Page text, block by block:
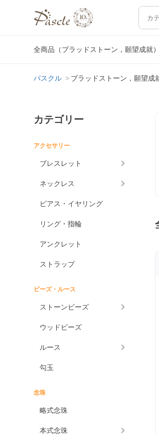
全商品（ブラッドストーン，願望成就
パスクル ブラッドストーン，願望成
カテゴリー
アクセサリー
ブレスレット
ネックレス
ピアス・イヤリング
リング・指輪
アンクレット
ストラップ
ビーズ・ルース
ストーンビーズ
ウッドビーズ
ルース
勾玉
念珠
略式念珠
本式念珠